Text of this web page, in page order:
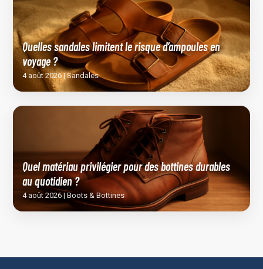
Quelles sandales limitent le risque d’ampoules en
voyage ?
4 août 2026 | Sandales
Quel matériau privilégier pour des bottines durables
au quotidien ?
4 août 2026 | Boots & Bottines